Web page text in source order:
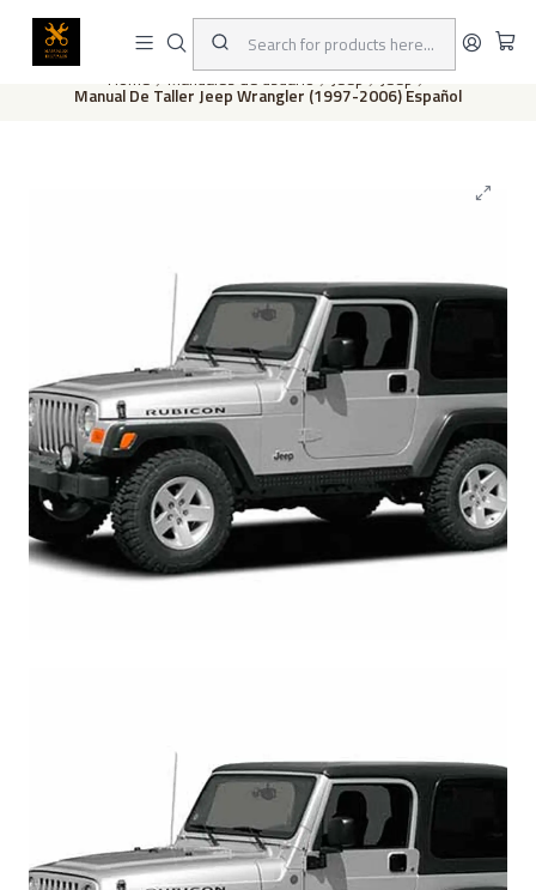
This is the slide text
Home Manuales de usuario Jeep Jeep
Manual De Taller Jeep Wrangler (1997-2006) Español